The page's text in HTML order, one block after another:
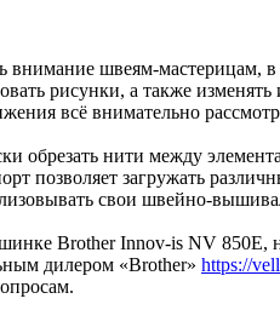
швеям-мастерицам, в
рисунки, а также
всё внимательно
обрезать нити между
позволяет загружать
свои швейно-
Brother Innov-is NV 850E,
дилером «Brother» https://